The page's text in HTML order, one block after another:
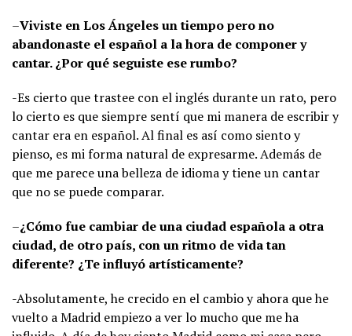
–Viviste en Los Ángeles un tiempo pero no
abandonaste el español a la hora de componer y
cantar. ¿Por qué seguiste ese rumbo?
-Es cierto que trastee con el inglés durante un rato, pero
lo cierto es que siempre sentí que mi manera de escribir y
cantar era en español. Al final es así como siento y
pienso, es mi forma natural de expresarme. Además de
que me parece una belleza de idioma y tiene un cantar
que no se puede comparar.
–¿Cómo fue cambiar de una ciudad española a otra
ciudad, de otro país, con un ritmo de vida tan
diferente? ¿Te influyó artísticamente?
-Absolutamente, he crecido en el cambio y ahora que he
vuelto a Madrid empiezo a ver lo mucho que me ha